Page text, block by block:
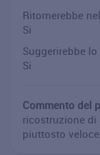
Ritornerebbe
Si
Suggerirebbe
Si
Commento del
ricostruzione di
piuttosto